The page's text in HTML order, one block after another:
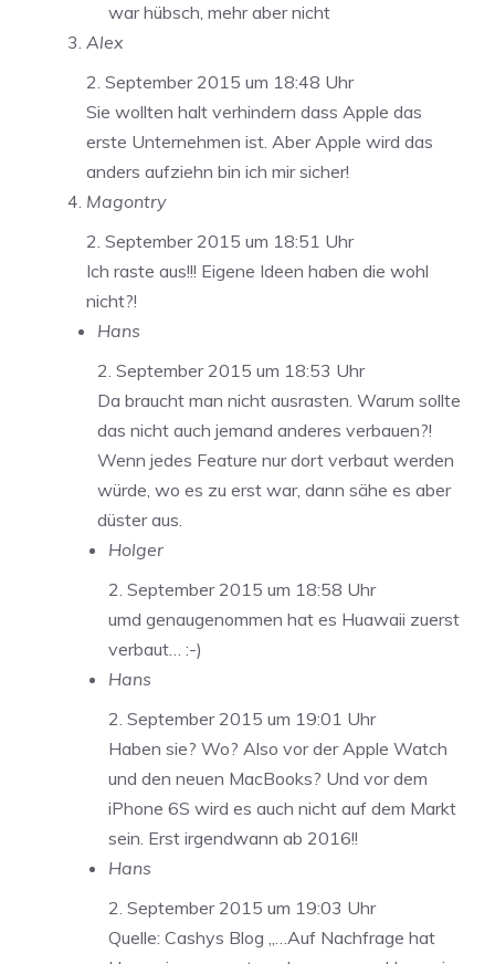
war hübsch, mehr aber nicht
Alex
2. September 2015 um 18:48 Uhr
Sie wollten halt verhindern dass Apple das
erste Unternehmen ist. Aber Apple wird das
anders aufziehn bin ich mir sicher!
Magontry
2. September 2015 um 18:51 Uhr
Ich raste aus!!! Eigene Ideen haben die wohl
nicht?!
Hans
2. September 2015 um 18:53 Uhr
Da braucht man nicht ausrasten. Warum sollte
das nicht auch jemand anderes verbauen?!
Wenn jedes Feature nur dort verbaut werden
würde, wo es zu erst war, dann sähe es aber
düster aus.
Holger
2. September 2015 um 18:58 Uhr
umd genaugenommen hat es Huawaii zuerst
verbaut… :-)
Hans
2. September 2015 um 19:01 Uhr
Haben sie? Wo? Also vor der Apple Watch
und den neuen MacBooks? Und vor dem
iPhone 6S wird es auch nicht auf dem Markt
sein. Erst irgendwann ab 2016!!
Hans
2. September 2015 um 19:03 Uhr
Quelle: Cashys Blog „…Auf Nachfrage hat